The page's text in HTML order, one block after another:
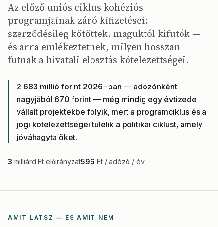
Az előző uniós ciklus kohéziós
programjainak záró kifizetései:
szerződésileg kötöttek, maguktól kifutók —
és arra emlékeztetnek, milyen hosszan
futnak a hivatali elosztás kötelezettségei.
2 683 millió forint 2026-ban — adózónként
nagyjából 670 forint — még mindig egy évtizede
vállalt projektekbe folyik, mert a programciklus és a
jogi kötelezettségei túlélik a politikai ciklust, amely
jóváhagyta őket.
3 milliárd Ft előirányzat596 Ft / adózó / év
AMIT LÁTSZ — ÉS AMIT NEM